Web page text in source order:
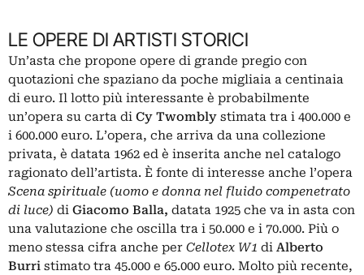
LE OPERE DI ARTISTI STORICI
Un’asta che propone opere di grande pregio con
quotazioni che spaziano da poche migliaia a centinaia
di euro. Il lotto più interessante è probabilmente
un’opera su carta di Cy Twombly stimata tra i 400.000 e
i 600.000 euro. L’opera, che arriva da una collezione
privata, è datata 1962 ed è inserita anche nel catalogo
ragionato dell’artista. È fonte di interesse anche l’opera
Scena spirituale (uomo e donna nel fluido compenetrato
di luce) di Giacomo Balla, datata 1925 che va in asta con
una valutazione che oscilla tra i 50.000 e i 70.000. Più o
meno stessa cifra anche per Cellotex W1 di Alberto
Burri stimato tra 45.000 e 65.000 euro. Molto più recente,